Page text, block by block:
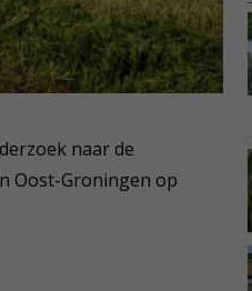
naar de
Oost-Groningen op